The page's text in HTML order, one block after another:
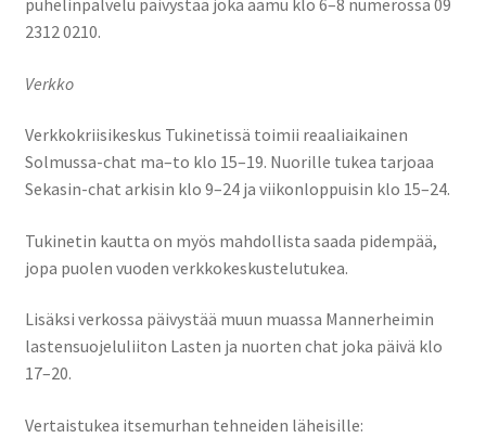
2312 0210.
Verkko
Verkkokriisikeskus Tukinetissä toimii reaaliaikainen
Solmussa-chat ma–to klo 15–19. Nuorille tukea tarjoaa
Sekasin-chat arkisin klo 9–24 ja viikonloppuisin klo 15–24.
Tukinetin kautta on myös mahdollista saada pidempää,
jopa puolen vuoden verkkokeskustelutukea.
Lisäksi verkossa päivystää muun muassa Mannerheimin
lastensuojeluliiton Lasten ja nuorten chat joka päivä klo
17–20.
Vertaistukea itsemurhan tehneiden läheisille: